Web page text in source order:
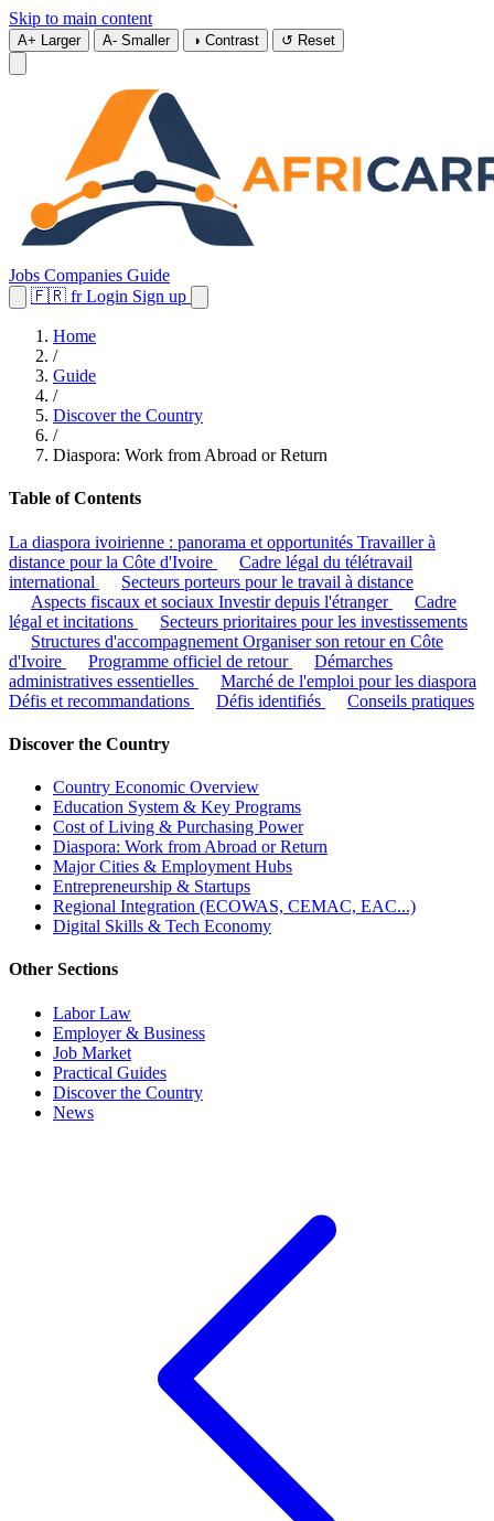
Skip to main content
A+ Larger A- Smaller ◑ Contrast ↺ Reset
Jobs Companies Guide
🇫🇷 fr Login Sign up
Home
/
Guide
/
Discover the Country
/
Diaspora: Work from Abroad or Return
Table of Contents
La diaspora ivoirienne : panorama et opportunités Travailler à
distance pour la Côte d'Ivoire
Cadre légal du télétravail
international
Secteurs porteurs pour le travail à distance
Aspects fiscaux et sociaux Investir depuis l'étranger
Cadre
légal et incitations
Secteurs prioritaires pour les investissements
Structures d'accompagnement Organiser son retour en Côte
d'Ivoire
Programme officiel de retour
Démarches
administratives essentielles
Marché de l'emploi pour les diaspora
Défis et recommandations
Défis identifiés Conseils pratiques
Discover the Country
Country Economic Overview
Education System & Key Programs
Cost of Living & Purchasing Power
Diaspora: Work from Abroad or Return
Major Cities & Employment Hubs
Entrepreneurship & Startups
Regional Integration (ECOWAS, CEMAC, EAC...)
Digital Skills & Tech Economy
Other Sections
Labor Law
Employer & Business
Job Market
Practical Guides
Discover the Country
News